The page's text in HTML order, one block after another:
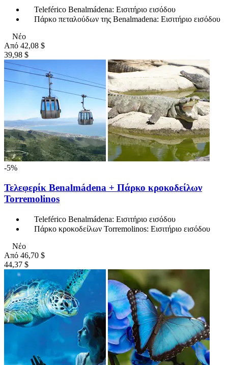
Teleférico Benalmádena: Εισιτήριο εισόδου
Πάρκο πεταλούδων της Benalmadena: Εισιτήριο εισόδου
Νέο
Από 42,08 $
39,98 $
-5%
Τελεφερίκ Benalmádena + Πάρκο κροκοδείλων
Torremolinos
Teleférico Benalmádena: Εισιτήριο εισόδου
Πάρκο κροκοδείλων Torremolinos: Εισιτήριο εισόδου
Νέο
Από 46,70 $
44,37 $